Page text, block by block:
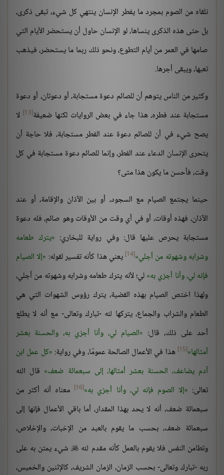
نلقاه من الصوم بمجرد ما يفطر الإنسان ينتهي كل شيء، تبقى ذكرى،
بل حتى هذه الذكرى ينساها، لو الإنسان حاول أن يستحضر الأيام التي
صامها في العمر من أيام التطوع، ونحو ذلك ربما ما يستحضر، فيذهب
تعبها، ويبقى أجرها.
وكثير من الناس يتوهم أن للصائم دعوة مستجابة، أو دعوتان، أو دعوة
مستجابة عند فطره، هذا جاء في بعض الروايات لكنها ضعيفة[13]
لا
يصح شيء في أن للصائم دعوة عند الفطر مستجابة، فلا حاجة أن
يتحرى الإنسان الدعاء عند الفطر، وإنما للصائم دعوة مستجابة في كل
وقت، فأحسن ما يكون هذا متى؟
حينما يجتمع الصيام مع السجود، أو بين الآذان والإقامة، أو عند
الآذان، فهذه أوقات، أو في أي وقت من الأوقات وهو صائم، فله دعوة
مستجابة يحرص عليها قال: وفي رواية للبخاري:
يترك طعامه
وشرابه وشهوته من أجلي [14] يعني هذا كأنه تفسير لقوله: إلا الصيام
فإنه لي، وأنا أجزي به لي؛ لأنه يترك طعامه وشرابه وشهوته من أجلي،
ولهذا اختص الصيام بهذه القضية، يترك رؤوس الشهوات التي هي
الطعام والشراب والجماع، يتركها لله -تبارك وتعالى- مع أنه لا يطلع
أحد على ذلك، قال:
الصيام لي، وأنا أجزي به، والحسنة بعشر
أمثالها [15] هذا في الأعمال الصالحة عمومًا، وفي رواية: كل عمل ابن
آدم يضاعف، الحسنة بعشر أمثالها، إلى سبعمائة ضعف
قال الله
تعالى:
إلا الصوم فإنه لي، وأنا أجزي به [16]
معناه أنه أكثر من
سبعمائة ضعف، أنه لا يحد بهذا المقدار، أما باقي الأعمال فإنها إلى
سبعمائة ضعف، بحسب ما يقوم بالعبد من الإخبات، والإخلاص،
وتطامن النفس فلا يقوم بالعمل كأنه مقدم لله شيء يمتن به على
ربه -تبارك وتعالى- بحسب الزمان، الزمان الشريف، كالإثنين والخميس،